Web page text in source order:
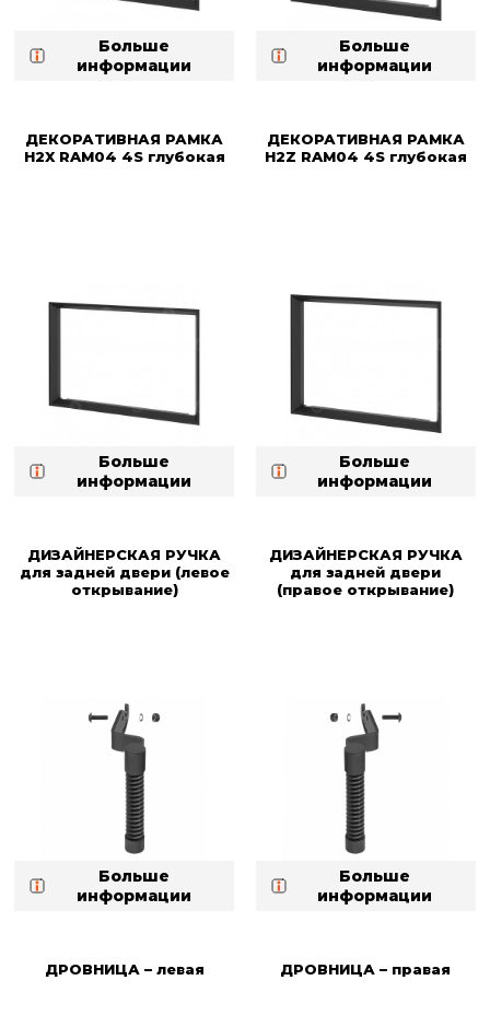
Больше
информации
Больше
информации
ДЕКОРАТИВНАЯ РАМКА
H2X RAM04 4S глубокая
Больше
информации
ДЕКОРАТИВНАЯ РАМКА
H2Z RAM04 4S глубокая
Больше
информации
ДИЗАЙНЕРСКАЯ РУЧКА
для задней двери (левое
открывание)
Больше
информации
ДИЗАЙНЕРСКАЯ РУЧКА
для задней двери
(правое открывание)
Больше
информации
ДРОВНИЦА – левая ДРОВНИЦА – правая